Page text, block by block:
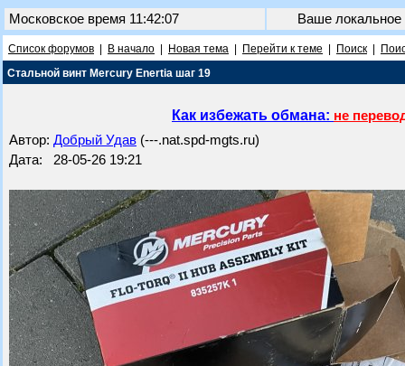
Московское время 11:42:07 Ваше
Список форумов В начало Новая тема Перейти к теме Поиск
Стальной винт Mercury Enertia шаг 19
Как избежать обмана: не
Автор: Добрый Удав (---.nat.spd-mgts.ru)
Дата: 28-05-26 19:21